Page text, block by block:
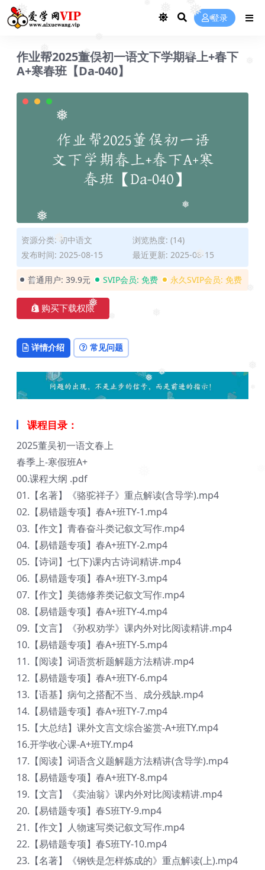
❅
❅
❅
❅
❅
❅
❅
❅
❅
❅
❅
❅
❅
❅
❅ ❅ 登录
作业帮2025董俣初一语文下学期春上+春下
A+寒春班【Da-040】
资源分类: 初中语文
浏览热度: (14)
发布时间: 2025-08-15
最近更新: 2025-08-15
普通用户: 39.9元 SVIP会员: 免费 永久SVIP会员: 免费
购买下载权限
详情介绍 常见问题
课程目录：
2025董吴初一语文春上
春季上-寒假班A+
00.课程大纲 .pdf
01.【名著】《骆驼祥子》重点解读(含导学).mp4
02.【易错题专项】春A+班TY-1.mp4
03.【作文】青春奋斗类记叙文写作.mp4
04.【易错题专项】春A+班TY-2.mp4
05.【诗词】七(下)课内古诗词精讲.mp4
06.【易错题专项】春A+班TY-3.mp4
07.【作文】美德修养类记叙文写作.mp4
08.【易错题专项】春A+班TY-4.mp4
09.【文言】《孙权劝学》课内外对比阅读精讲.mp4
10.【易错题专项】春A+班TY-5.mp4
11.【阅读】词语赏析题解题方法精讲.mp4
12.【易错题专项】春A+班TY-6.mp4
13.【语基】病句之搭配不当、成分残缺.mp4
14.【易错题专项】春A+班TY-7.mp4
15.【大总结】课外文言文综合鉴赏-A+班TY.mp4
16.开学收心课-A+班TY.mp4
17.【阅读】词语含义题解题方法精讲(含导学).mp4
18.【易错题专项】春A+班TY-8.mp4
19.【文言】《卖油翁》课内外对比阅读精讲.mp4
20.【易错题专项】春S班TY-9.mp4
21.【作文】人物速写类记叙文写作.mp4
22.【易错题专项】春S班TY-10.mp4
23.【名著】《钢铁是怎样炼成的》重点解读(上).mp4